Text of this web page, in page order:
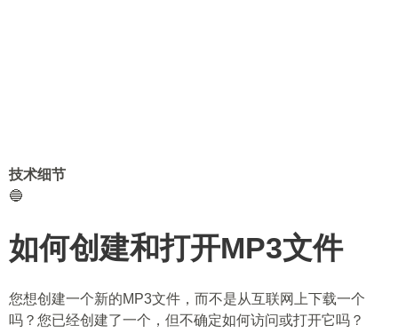
技术细节
🔵
如何创建和打开MP3文件
您想创建一个新的MP3文件，而不是从互联网上下载一个
吗？您已经创建了一个，但不确定如何访问或打开它吗？